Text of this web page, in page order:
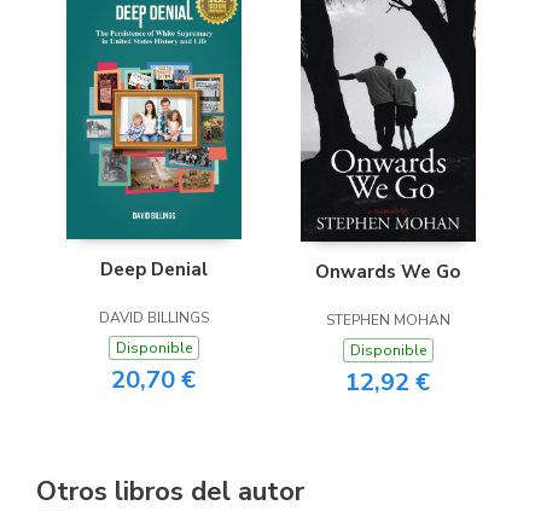
Deep Denial
DAVID BILLINGS
Disponible
20,70 €
Onwards We Go
STEPHEN MOHAN
Disponible
12,92 €
Otros libros del autor